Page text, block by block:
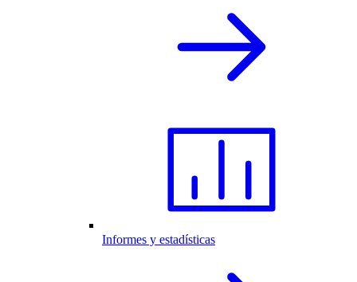
Informes y estadísticas